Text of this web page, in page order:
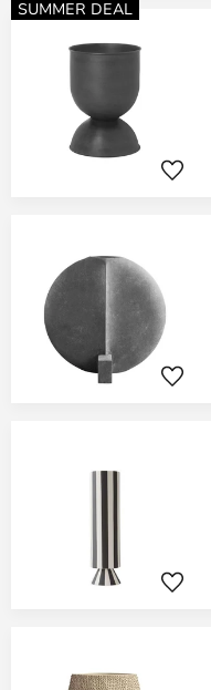
SUMMER DEAL